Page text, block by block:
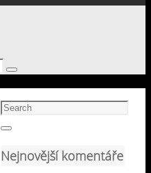
Search
Search
for:
Search
Nejnovější komentáře